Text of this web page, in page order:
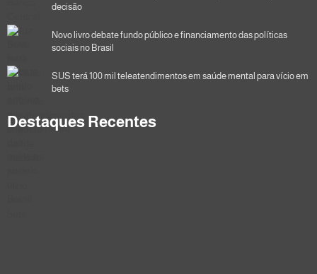
decisão
Novo livro debate fundo público e financiamento das políticas
sociais no Brasil
SUS terá 100 mil teleatendimentos em saúde mental para vício em
bets
Destaques Recentes